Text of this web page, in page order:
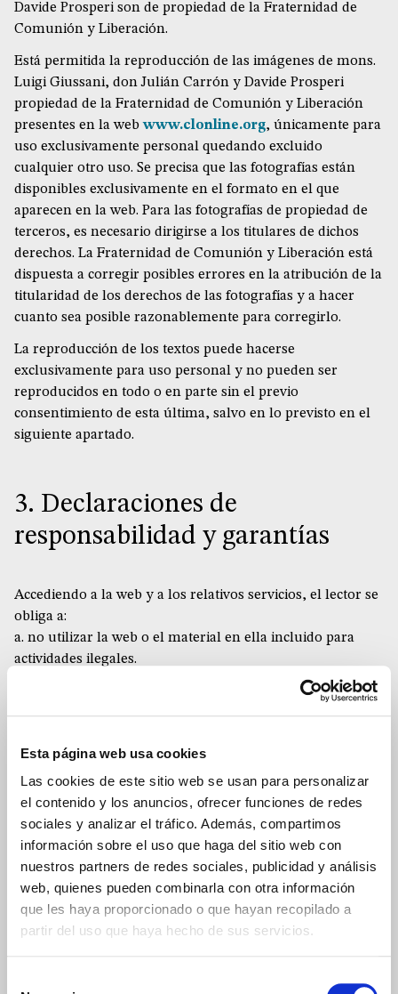
Esta página web usa cookies
Las cookies de este sitio web se usan para personalizar
el contenido y los anuncios, ofrecer funciones de redes
sociales y analizar el tráfico. Además, compartimos
información sobre el uso que haga del sitio web con
nuestros partners de redes sociales, publicidad y análisis
web, quienes pueden combinarla con otra información
que les haya proporcionado o que hayan recopilado a
partir del uso que haya hecho de sus servicios.
Davide Prosperi son de propiedad de la Fraternidad de
Comunión y Liberación.
Está permitida la reproducción de las imágenes de mons.
Luigi Giussani, don Julián Carrón y Davide Prosperi
propiedad de la Fraternidad de Comunión y Liberación
presentes en la webwww.clonline.org, únicamente para
uso exclusivamente personal quedando excluido
cualquier otro uso. Se precisa que las fotografías están
disponibles exclusivamente en el formato en el que
aparecen en la web. Para las fotografías de propiedad de
terceros, es necesario dirigirse a los titulares de dichos
derechos. La Fraternidad de Comunión y Liberación está
dispuesta a corregir posibles errores en la atribución de la
titularidad de los derechos de las fotografías y a hacer
cuanto sea posible razonablemente para corregirlo.
La reproducción de los textos puede hacerse
exclusivamente para uso personal y no pueden ser
reproducidos en todo o en parte sin el previo
consentimiento de esta última, salvo en lo previsto en el
siguiente apartado.
3. Declaraciones de
responsabilidad y garantías
Accediendo a la web y a los relativos servicios, el lector se
obliga a:
a. no utilizar la web o el material en ella incluido para
actividades ilegales.
b. no utilizar la web en modo de interrumpir, dañar o
hacer menos eficiente una parte o la totalidad de ella o en
funcionalidad de la web;
de virus o cualquier otro material que de algún modo
pueda generar algún perjuicio;
d. no utilizar la web para transmitir material con fines
publicitarios y/o promocionales sin el permiso escrito del
editor.
La Fraternidad de Comunión y Liberación no es
responsable del material utilizado y/o del
comportamiento de los lectores durante la navegación en